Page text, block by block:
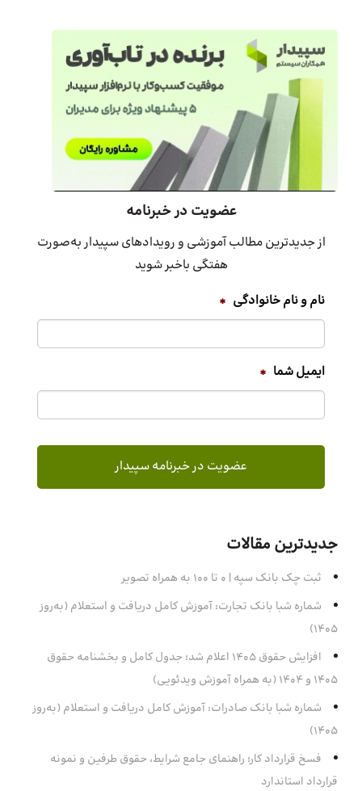
عضویت در خبرنامه
از جدیدترین مطالب آموزشی و رویدادهای سپیدار به‌صورت
هفتگی باخبر شوید
نام و نام خانوادگی *
ایمیل شما *
جدیدترین مقالات
ثبت چک بانک سپه | ۰ تا ۱۰۰ به همراه تصویر
شماره شبا بانک تجارت: آموزش کامل دریافت و استعلام (به‌روز
۱۴۰۵)
افزایش حقوق 1405 اعلام شد؛ جدول کامل و بخشنامه حقوق
1405 و 1404 (به همراه آموزش ویدئویی)
شماره شبا بانک صادرات: آموزش کامل دریافت و استعلام (به‌روز
۱۴۰۵)
فسخ قرارداد کار؛ راهنمای جامع شرایط، حقوق طرفین و نمونه
قرارداد استاندارد